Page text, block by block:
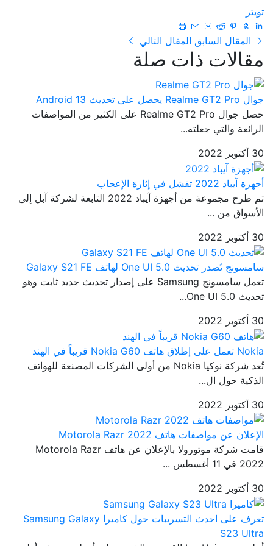
تويتر
المقال السابق المقال التالي
مقالات ذات صلة
جوال Realme GT2 Pro يحصل على تحديث Android 13
حصل جوال Realme GT2 Pro على الكثير من المواصفات
الرائعة والتي جعلته...
30 أكتوبر 2022
أجهزة آيباد 2022 تفشل في إثارة الإعجاب
تم طرح مجموعة من أجهزة آيباد 2022 التابعة لشركة آبل إلى
الأسواق من ...
30 أكتوبر 2022
سامسونج تُصدر تحديث One UI 5.0 لهاتف Galaxy S21 FE
تعمل سامسونج Samsung على إصدار تحديث جديد ثابت وهو
تحديث One UI 5.0...
30 أكتوبر 2022
Nokia تعمل على إطلاق هاتف Nokia G60 قريباً في الهند
تُعد شركة نوكيا Nokia من أولى الشركات المصنعة للهواتف
الذكية حول ال...
30 أكتوبر 2022
الإعلان عن مواصفات هاتف Motorola Razr 2022
قامت شركة موتورولا بالإعلان عن هاتف Motorola Razr
2022 في 11 أغسطس ...
30 أكتوبر 2022
تعرف على احدث التسريبات حول كاميرا Samsung Galaxy
S23 Ultra